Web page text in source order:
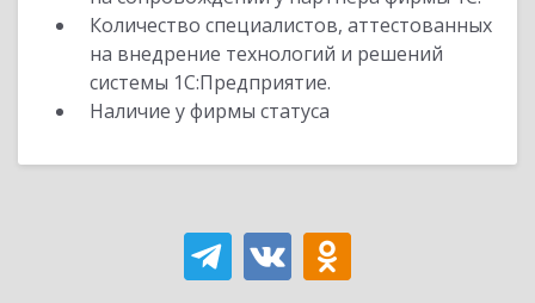
Количество специалистов, аттестованных
на внедрение технологий и решений
системы 1С:Предприятие.
Наличие у фирмы статуса